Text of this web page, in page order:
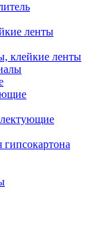
ленты
клейкие ленты